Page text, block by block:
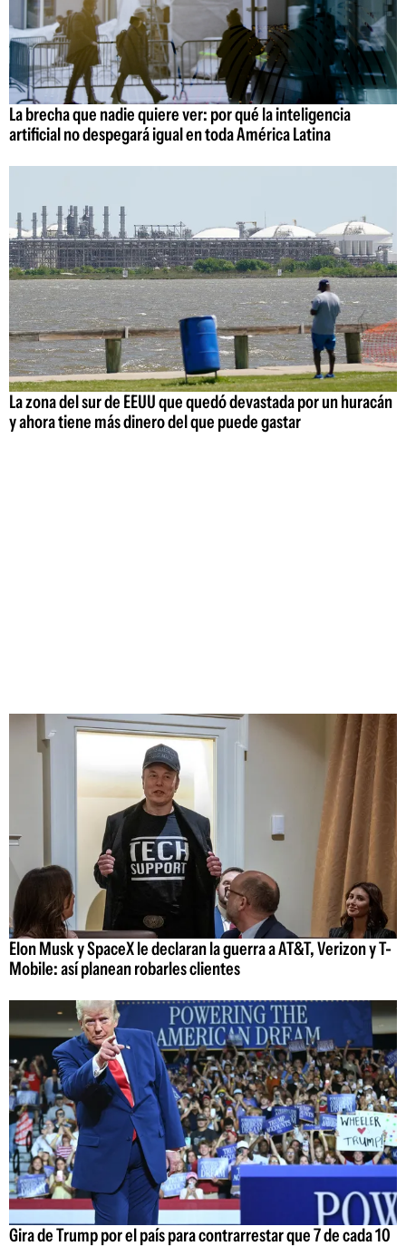
La brecha que nadie quiere ver: por qué la inteligencia
artificial no despegará igual en toda América Latina
La zona del sur de EEUU que quedó devastada por un huracán
y ahora tiene más dinero del que puede gastar
Elon Musk y SpaceX le declaran la guerra a AT&T, Verizon y T-
Mobile: así planean robarles clientes
Gira de Trump por el país para contrarrestar que 7 de cada 10